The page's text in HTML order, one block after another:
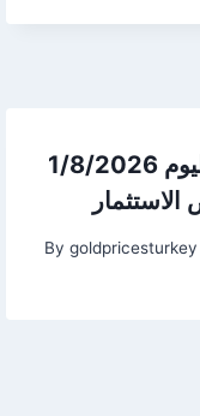
أسعار الذهب في ألمانيا اليوم 1/8/2026
By goldpricesturkey